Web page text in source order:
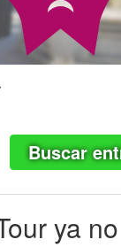
Buscar
ya